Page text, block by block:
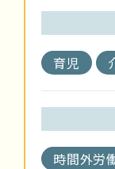
育児
時間外労